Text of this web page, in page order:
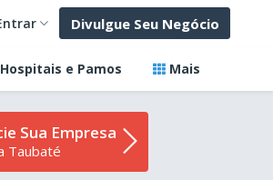
Divulgue Seu Negócio
Hospitais e Pamos Mais
Sua Empresa
Taubaté